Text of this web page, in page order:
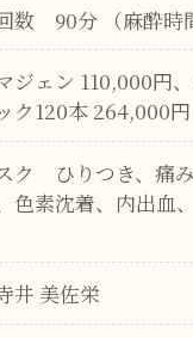
数 90分 （麻酔時
ェン 110,000円
ク120本 264,000円
ク ひりつき、痛み
色素沈着、内出血
井 美佐栄